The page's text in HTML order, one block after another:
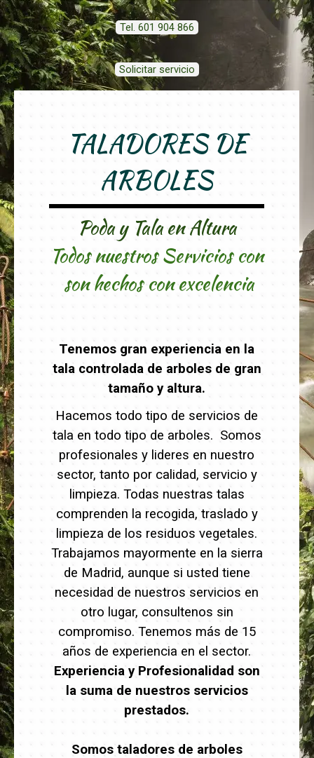
Tel. 601 904 866
Solicitar servicio
TALADORES DE
ARBOLES
Poda y Tala en Altura
Todos nuestros Servicios con
son hechos con excelencia
Tenemos gran experiencia en la
tala controlada de arboles de gran
tamaño y altura.
Hacemos todo tipo de servicios de
tala en todo tipo de arboles. Somos
profesionales y lideres en nuestro
sector, tanto por calidad, servicio y
limpieza. Todas nuestras talas
comprenden la recogida, traslado y
limpieza de los residuos vegetales.
Trabajamos mayormente en la sierra
de Madrid, aunque si usted tiene
necesidad de nuestros servicios en
otro lugar, consultenos sin
compromiso. Tenemos más de 15
años de experiencia en el sector.
Experiencia y Profesionalidad son
la suma de nuestros servicios
prestados.
Somos taladores de arboles